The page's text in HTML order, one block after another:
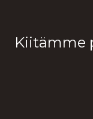
Kiitämme